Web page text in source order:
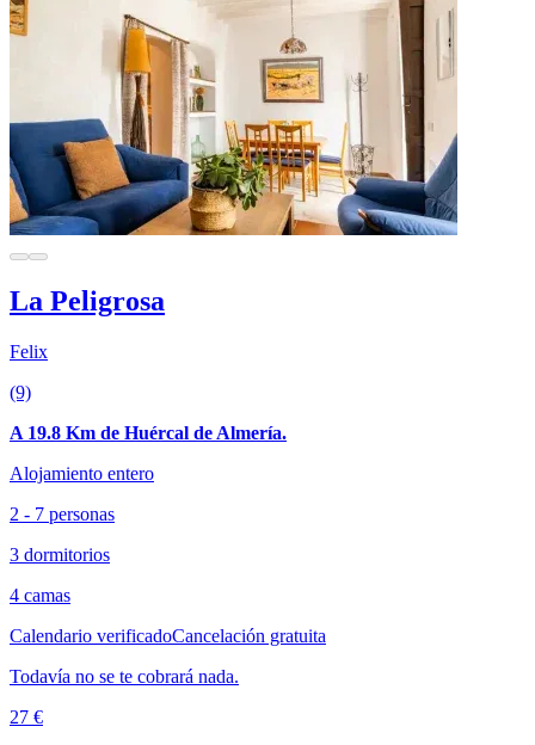
La Peligrosa
Felix
(9)
A 19.8 Km de Huércal de Almería.
Alojamiento entero
2 - 7 personas
3 dormitorios
4 camas
Calendario verificadoCancelación gratuita
Todavía no se te cobrará nada.
27 €